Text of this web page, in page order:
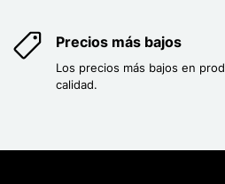
Precios más bajos
Los precios más bajos en
calidad.